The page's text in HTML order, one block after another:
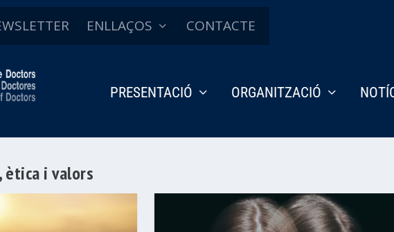
ENLLAÇOS CONTACTE
PRESENTACIÓ ORGANITZACIÓ
ètica i valors